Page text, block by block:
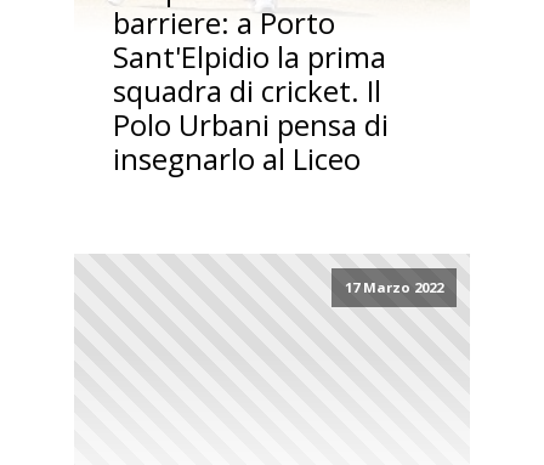
barriere: a Porto
Sant'Elpidio la prima
squadra di cricket. Il
Polo Urbani pensa di
insegnarlo al Liceo
17 Marzo 2022